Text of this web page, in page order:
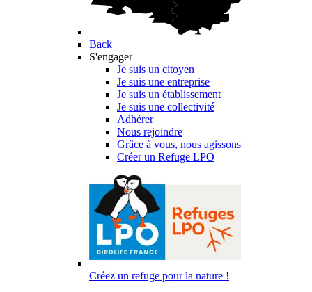
Back
S'engager
Je suis un citoyen
Je suis une entreprise
Je suis un établissement
Je suis une collectivité
Adhérer
Nous rejoindre
Grâce à vous, nous agissons
Créer un Refuge LPO
Créez un refuge pour la nature !